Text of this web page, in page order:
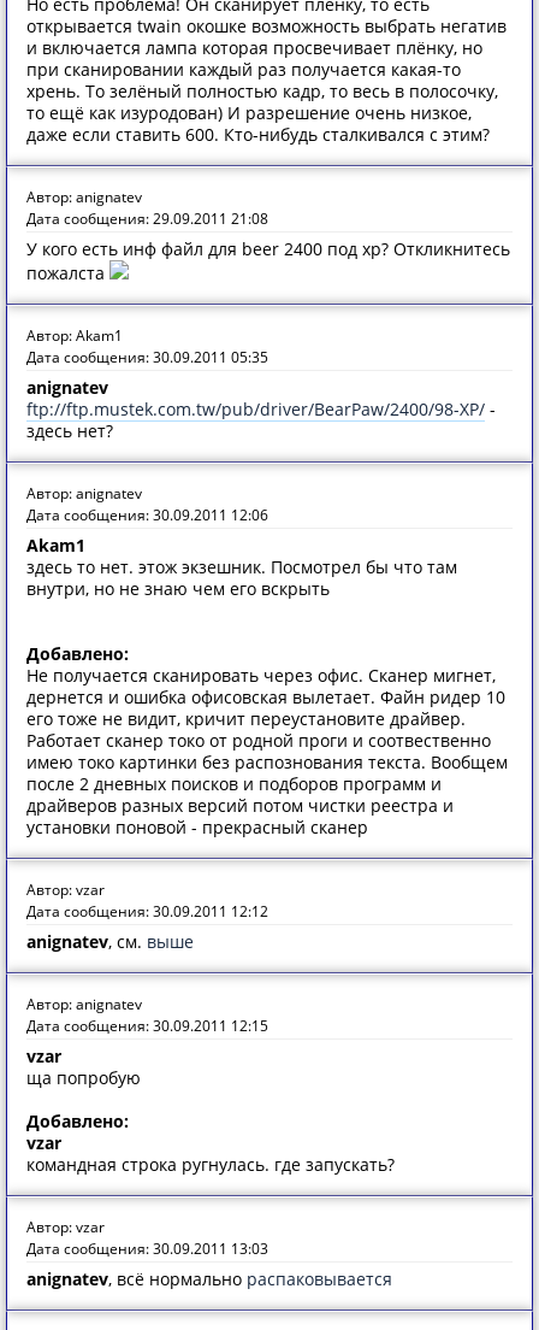
открывается twain окошке возможность выбрать негатив
и включается лампа которая просвечивает плёнку, но
при сканировании каждый раз получается какая-то
хрень. То зелёный полностью кадр, то весь в полосочку,
то ещё как изуродован) И разрешение очень низкое,
даже если ставить 600. Кто-нибудь сталкивался с этим?
Автор: anignatev
Дата сообщения: 29.09.2011 21:08
У кого есть инф файл для beer 2400 под хр? Откликнитесь
пожалста
Автор: Akam1
Дата сообщения: 30.09.2011 05:35
anignatev
ftp://ftp.mustek.com.tw/pub/driver/BearPaw/2400/98-XP/ -
здесь нет?
Автор: anignatev
Дата сообщения: 30.09.2011 12:06
Akam1
здесь то нет. этож экзешник. Посмотрел бы что там
внутри, но не знаю чем его вскрыть
Добавлено:
Не получается сканировать через офис. Сканер мигнет,
дернется и ошибка офисовская вылетает. Файн ридер 10
его тоже не видит, кричит переустановите драйвер.
Работает сканер токо от родной проги и соотвественно
имею токо картинки без распознования текста. Вообщем
после 2 дневных поисков и подборов программ и
драйверов разных версий потом чистки реестра и
установки поновой - прекрасный сканер
Автор: vzar
Дата сообщения: 30.09.2011 12:12
anignatev, см. выше
Автор: anignatev
Дата сообщения: 30.09.2011 12:15
vzar
ща попробую
Добавлено:
vzar
командная строка ругнулась. где запускать?
Автор: vzar
Дата сообщения: 30.09.2011 13:03
anignatev, всё нормально распаковывается